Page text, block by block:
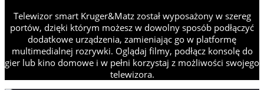
Telewizor smart Kruger&Matz został wyposażony w szereg
portów, dzięki którym możesz w dowolny sposób podłączyć
dodatkowe urządzenia, zamieniając go w platformę
multimedialnej rozrywki. Oglądaj filmy, podłącz konsolę do
gier lub kino domowe i w pełni korzystaj z możliwości swojego
telewizora.